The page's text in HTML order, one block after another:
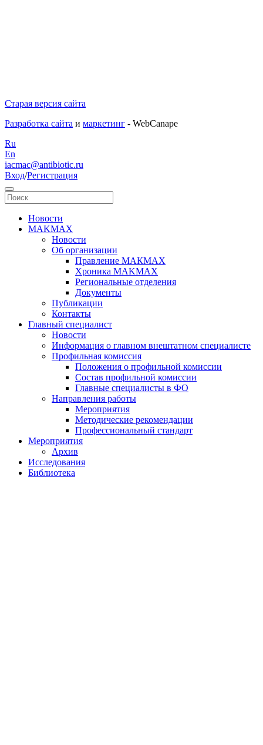
Старая версия сайта
Разработка сайта и маркетинг - WebCanape
Ru
En
iacmac@antibiotic.ru
Вход/Регистрация
Новости
MAKMAX
Новости
Об организации
Правление МАКМАХ
Хроника MAKMAX
Региональные отделения
Документы
Публикации
Контакты
Главный специалист
Новости
Информация о главном внештатном специалисте
Профильная комиссия
Положения о профильной комиссии
Состав профильной комиссии
Главные специалисты в ФО
Направления работы
Мероприятия
Методические рекомендации
Профессиональный стандарт
Мероприятия
Архив
Исследования
Библиотека